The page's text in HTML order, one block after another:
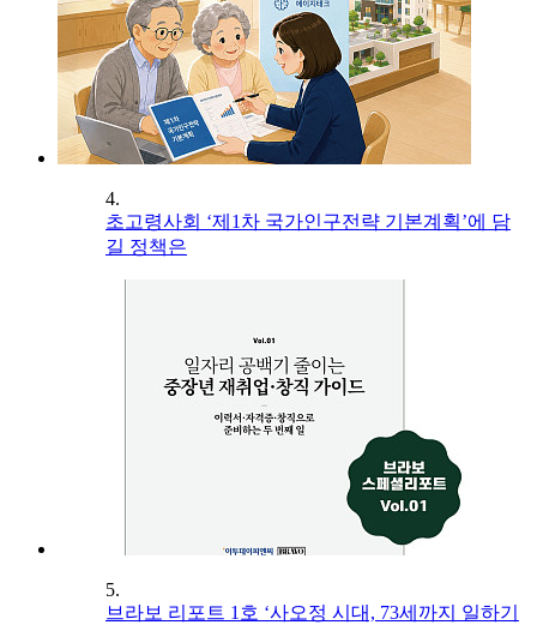
4.
초고령사회 ‘제1차 국가인구전략 기본계획’에 담
길 정책은
5.
브라보 리포트 1호 ‘사오정 시대, 73세까지 일하기